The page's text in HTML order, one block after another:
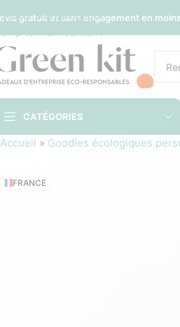
Sauter à la navigation
Skip to main content
gratuit et sans engagement en
CATÉGORIES
Accueil » Goodies écologiques
FRANCE